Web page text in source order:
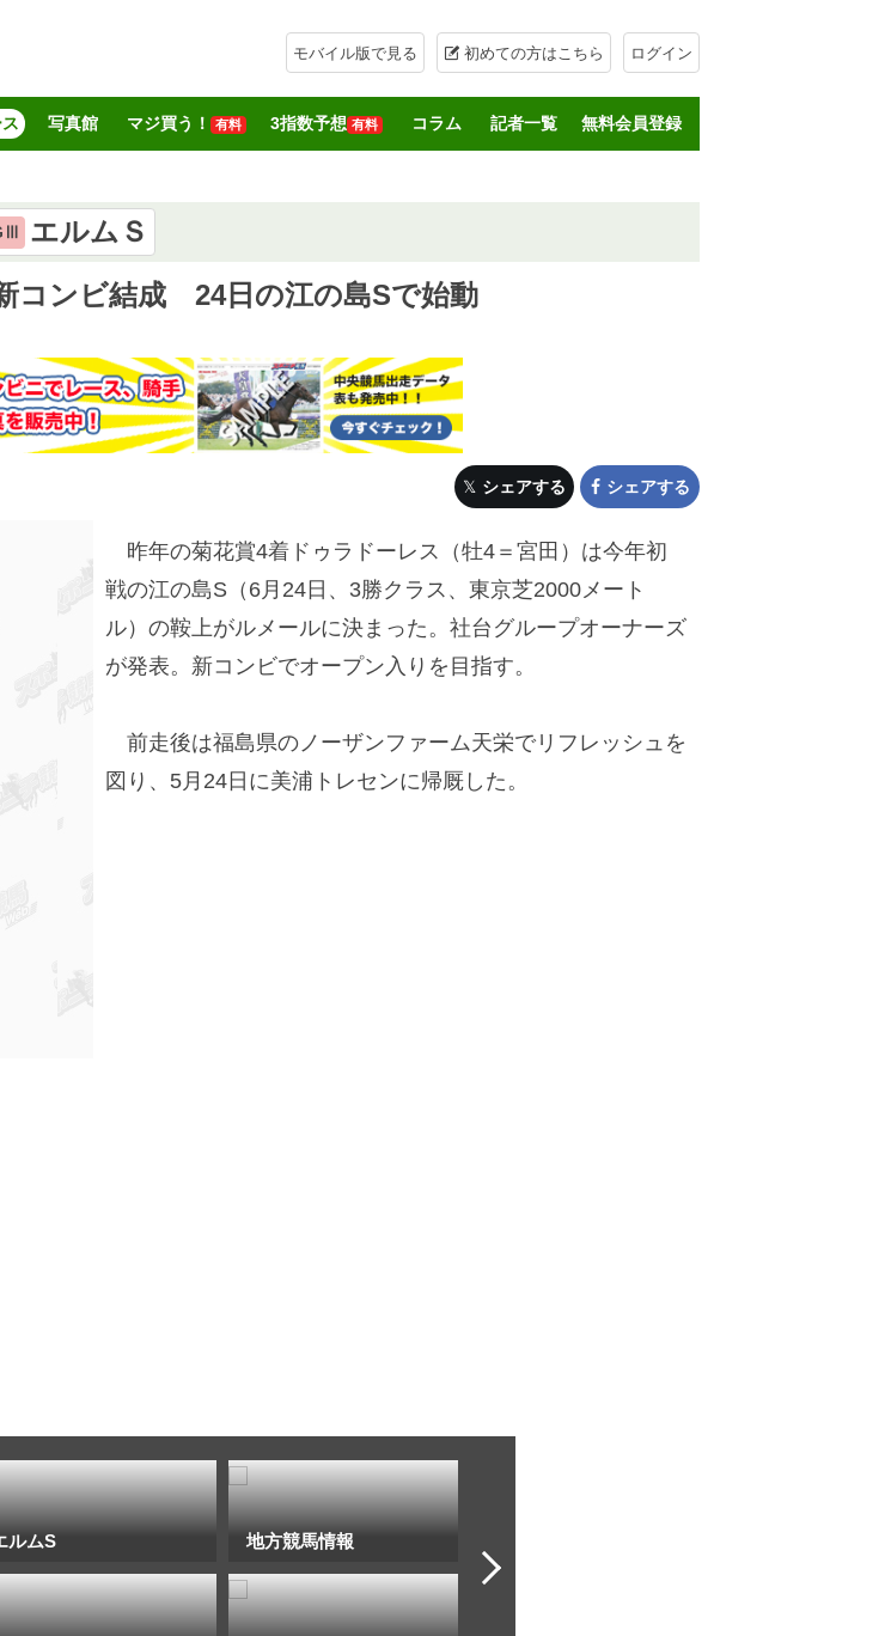
モバイル版で見る 初めての方はこちら ログイン
写真館 マジ買う！ 有料 3指数予想 有料 コラム 記者一覧 無料会員登録
エルムＳ
コンビ結成 24日の江の島Sで始動
シェアする シェアする
昨年の菊花賞4着ドゥラドーレス（牡4＝宮田）は今年初
戦の江の島S（6月24日、3勝クラス、東京芝2000メート
ル）の鞍上がルメールに決まった。社台グループオーナーズ
が発表。新コンビでオープン入りを目指す。
前走後は福島県のノーザンファーム天栄でリフレッシュを
図り、5月24日に美浦トレセンに帰厩した。
ルムS 地方競馬情報